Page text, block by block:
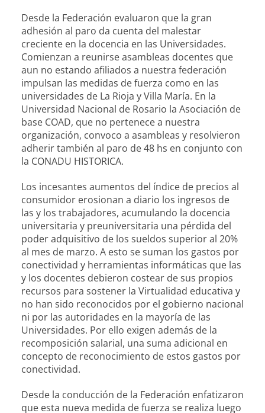
Desde la Federación evaluaron que la gran
adhesión al paro da cuenta del malestar
creciente en la docencia en las Universidades.
Comienzan a reunirse asambleas docentes que
aun no estando afiliados a nuestra federación
impulsan las medidas de fuerza como en las
universidades de La Rioja y Villa María. En la
Universidad Nacional de Rosario la Asociación de
base COAD, que no pertenece a nuestra
organización, convoco a asambleas y resolvieron
adherir también al paro de 48 hs en conjunto con
la CONADU HISTORICA.
Los incesantes aumentos del índice de precios al
consumidor erosionan a diario los ingresos de
las y los trabajadores, acumulando la docencia
universitaria y preuniversitaria una pérdida del
poder adquisitivo de los sueldos superior al 20%
al mes de marzo. A esto se suman los gastos por
conectividad y herramientas informáticas que las
y los docentes debieron costear de sus propios
recursos para sostener la Virtualidad educativa y
no han sido reconocidos por el gobierno nacional
ni por las autoridades en la mayoría de las
Universidades. Por ello exigen además de la
recomposición salarial, una suma adicional en
concepto de reconocimiento de estos gastos por
conectividad.
Desde la conducción de la Federación enfatizaron
que esta nueva medida de fuerza se realiza luego